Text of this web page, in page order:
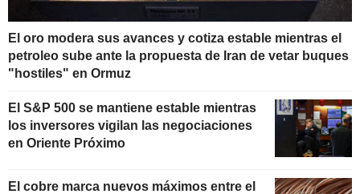
El oro modera sus avances y cotiza estable mientras el
petroleo sube ante la propuesta de Iran de vetar buques
"hostiles" en Ormuz
El S&P 500 se mantiene estable mientras
los inversores vigilan las negociaciones
en Oriente Próximo
El cobre marca nuevos máximos entre el